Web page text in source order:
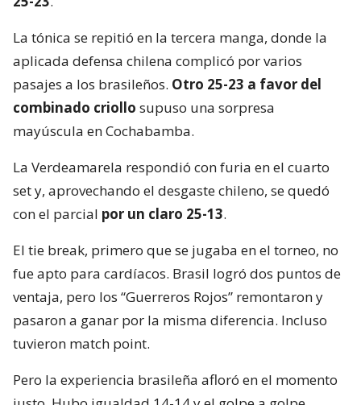
La tónica se repitió en la tercera manga, donde la
aplicada defensa chilena complicó por varios
pasajes a los brasileños. Otro 25-23 a favor del
combinado criollo supuso una sorpresa
mayúscula en Cochabamba.
La Verdeamarela respondió con furia en el cuarto
set y, aprovechando el desgaste chileno, se quedó
con el parcial por un claro 25-13.
El tie break, primero que se jugaba en el torneo, no
fue apto para cardíacos. Brasil logró dos puntos de
ventaja, pero los “Guerreros Rojos” remontaron y
pasaron a ganar por la misma diferencia. Incluso
tuvieron match point.
Pero la experiencia brasileña afloró en el momento